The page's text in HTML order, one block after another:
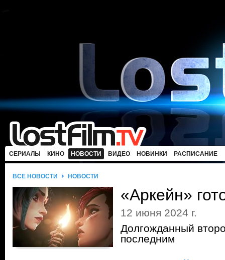
СЕРИАЛЫ КИНО НОВОСТИ ВИДЕО НОВИНКИ РАСПИСАНИЕ
ВСЕ НОВОСТИ НОВОСТИ
«Аркейн»
12 июня 2024 г.
Долгожданный
последним